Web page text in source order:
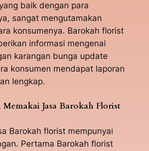
baik dengan para
sangat mengutamakan
konsumenya. Barokah florist
informasi mengenai
karangan bunga update
konsumen mendapat laporan
lengkap.
Jasa Barokah Florist
Barokah florist mempunyai
Pertama Barokah florist